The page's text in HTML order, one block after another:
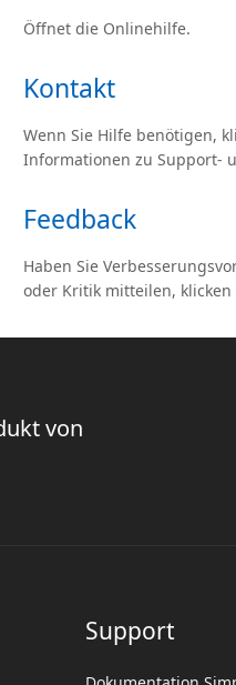
Öffnet die Onlinehilfe.
Kontakt
Wenn Sie Hilfe benötigen,
Informationen zu Support-
Feedback
Haben Sie
oder Kritik mitteilen, klicken
von
Support